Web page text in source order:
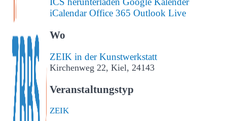
iCalendar Office 365 Outlook Live
Wo
ZEIK in der Kunstwerkstatt
Kirchenweg 22, Kiel, 24143
Veranstaltungstyp
ZEIK